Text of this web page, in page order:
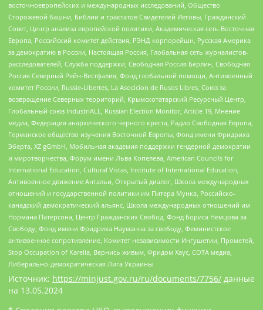
восточноевропейских и международных исследований, Общество
Сторожевой башни, Библии и трактатов Свидетелей Иеговы, Гражданский
Совет, Центр анализа европейской политики, Академическая сеть Восточная
Европа, Российский комитет действия, РЭНД корпорейшн, Русская Америка
за демократию в России, Настоящая Россия, Глобальная сеть журналистов-
расследователей, Служба поддержки, Свободная Россия Берлин, Свободная
Россия Северный Рейн-Вестфалия, Фонд глобальной помощи, Антивоенный
комитет России, Russie-Libertes, La Asocicion de Rusos Libres, Союз за
возвращение Северных территорий, Крымскотатарский Ресурсный Центр,
Глобальный союз IndustriALL, Russian Election Monitor, Article 19, Мнение
медиа, Федерация анархического черного креста, Радио Свободная Европа,
Германское общество изучения Восточной Европы, Фонд имени Фридриха
Эберта, XZ gGmbH, Мобильная академия поддержки гендерной демократии
и миротворчества, Форум имени Льва Копелева, American Councils for
International Education, Cultural Vistas, Institute of International Education,
Антивоенное движение Антальи, Открытый диалог, Школа международных
отношений и государственной политики им Питера Мунка, Российско-
канадский демократический альянс, Школа международных отношений им
Нормана Патерсона, Центр Гражданских Свобод, Фонд Бориса Немцова за
Свободу, Фонд имени Фридриха Науманна за свободу, Феминистское
антивоенное сопротивление, Комитет независимости Ингушетии, Прометей,
Stop Occupation of Karelia, Вернись живым, Фридом Хаус, СОТА медиа,
Либерально-демократическая Лига Украины
Источник: https://minjust.gov.ru/ru/documents/7756/ данные
на 13.05.2024